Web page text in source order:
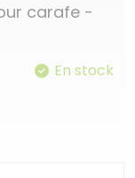
carafe -
En stock